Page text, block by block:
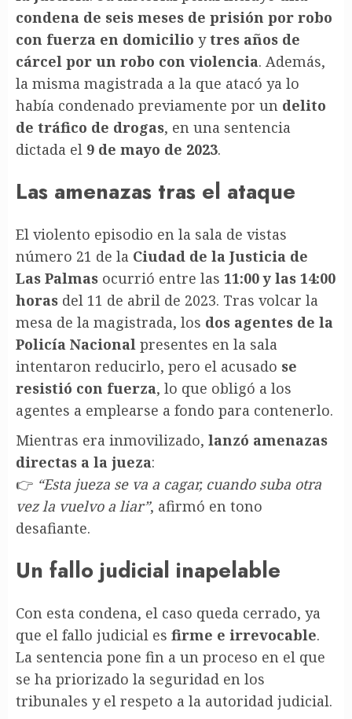
condena de seis meses de prisión por robo
con fuerza en domicilio ytres años de
cárcel por un robo con violencia. Además,
la misma magistrada a la que atacó ya lo
había condenado previamente por un delito
de tráfico de drogas, en una sentencia
dictada el 9 de mayo de 2023.
Las amenazas tras el ataque
El violento episodio en la sala de vistas
número 21 de la Ciudad de la Justicia de
Las Palmas ocurrió entre las 11:00 y las 14:00
horas del 11 de abril de 2023. Tras volcar la
mesa de la magistrada, los dos agentes de la
Policía Nacional presentes en la sala
intentaron reducirlo, pero el acusado se
resistió con fuerza, lo que obligó a los
agentes a emplearse a fondo para contenerlo.
Mientras era inmovilizado, lanzó amenazas
directas a la jueza:
👉 “Esta jueza se va a cagar, cuando suba otra
vez la vuelvo a liar”, afirmó en tono
desafiante.
Un fallo judicial inapelable
Con esta condena, el caso queda cerrado, ya
que el fallo judicial es firme e irrevocable.
La sentencia pone fin a un proceso en el que
se ha priorizado la seguridad en los
tribunales y el respeto a la autoridad judicial.